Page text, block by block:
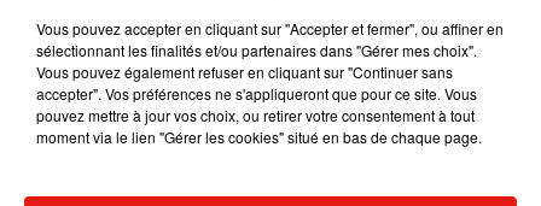
Il y a 10 ans, DJ Snake changeait de
dimension avec son premier...
Vous pouvez accepter en cliquant sur "Accepter et fermer", ou affiner en
sélectionnant les finalités et/ou partenaires dans "Gérer mes choix".
Vous pouvez également refuser en cliquant sur "Continuer sans
accepter". Vos préférences ne s'appliqueront que pour ce site. Vous
pouvez mettre à jour vos choix, ou retirer votre consentement à tout
moment via le lien "Gérer les cookies" situé en bas de chaque page.